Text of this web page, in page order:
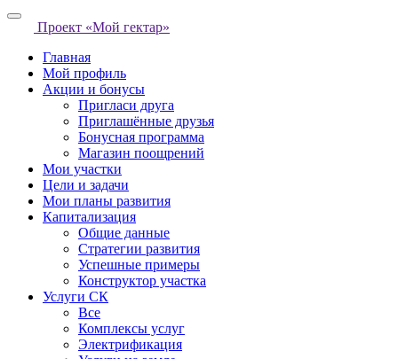
Проект «Мой гектар»
Главная
Мой профиль
Акции и бонусы
Пригласи друга
Приглашённые друзья
Бонусная программа
Магазин поощрений
Мои участки
Цели и задачи
Мои планы развития
Капитализация
Общие данные
Стратегии развития
Успешные примеры
Конструктор участка
Услуги СК
Все
Комплексы услуг
Электрификация